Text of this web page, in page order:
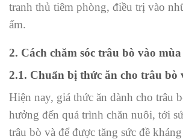
tranh thủ tiêm phòng, điều trị vào
ấm.
2. Cách chăm sóc trâu bò vào
2.1. Chuẩn bị thức ăn cho trâu bò
Hiện nay, giá thức ăn dành cho trâu
hưởng đến quá trình chăn nuôi, tới
trâu bò và để được tăng sức đề